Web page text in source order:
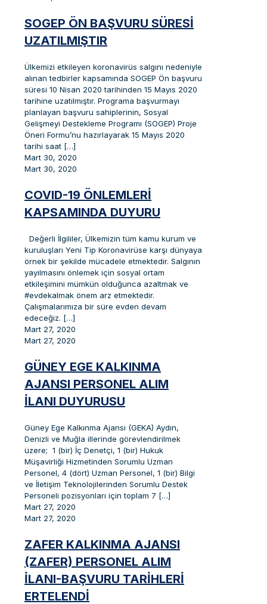
SOGEP ÖN BAŞVURU SÜRESI
UZATILMIŞTIR
Ülkemizi etkileyen koronavirüs salgını nedeniyle
alınan tedbirler kapsamında SOGEP Ön başvuru
süresi 10 Nisan 2020 tarihinden 15 Mayıs 2020
tarihine uzatılmıştır. Programa başvurmayı
planlayan başvuru sahiplerinin, Sosyal
Gelişmeyi Destekleme Programı (SOGEP) Proje
Öneri Formu’nu hazırlayarak 15 Mayıs 2020
tarihi saat […]
Mart 30, 2020
Mart 30, 2020
COVID-19 ÖNLEMLERI
KAPSAMINDA DUYURU
Değerli İlgililer, Ülkemizin tüm kamu kurum ve
kuruluşları Yeni Tip Koronavirüse karşı dünyaya
örnek bir şekilde mücadele etmektedir. Salgının
yayılmasını önlemek için sosyal ortam
etkileşimini mümkün olduğunca azaltmak ve
#evdekalmak önem arz etmektedir.
Çalışmalarımıza bir süre evden devam
edeceğiz. […]
Mart 27, 2020
Mart 27, 2020
GÜNEY EGE KALKINMA
AJANSI PERSONEL ALIM
İLANI DUYURUSU
Güney Ege Kalkınma Ajansı (GEKA) Aydın,
Denizli ve Muğla illerinde görevlendirilmek
üzere; 1 (bir) İç Denetçi, 1 (bir) Hukuk
Müşavirliği Hizmetinden Sorumlu Uzman
Personel, 4 (dört) Uzman Personel, 1 (bir) Bilgi
ve İletişim Teknolojilerinden Sorumlu Destek
Personeli pozisyonları için toplam 7 […]
Mart 27, 2020
Mart 27, 2020
ZAFER KALKINMA AJANSI
(ZAFER) PERSONEL ALIM
İLANI-BAŞVURU TARIHLERI
ERTELENDI